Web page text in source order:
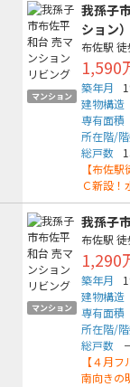
マンション
我孫子
ション）
布佐駅 徒
1,590
築年月
建物構造
専有面積
所在階/
総戸数
【布佐
Ｃ新設！
マンション
我孫子
布佐駅 徒
1,290
築年月
建物構造
専有面積
所在階/
総戸数
【４月
南向きの